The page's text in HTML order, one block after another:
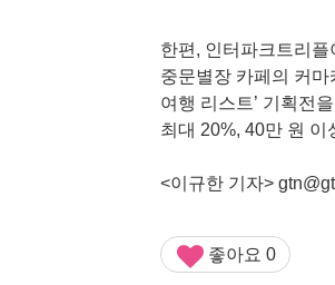
한편, 인터파크트리
중문별장 카페의 커
여행 리스트’ 기획전
최대 20%, 40만 원 이
<이규한 기자>
좋아요 0